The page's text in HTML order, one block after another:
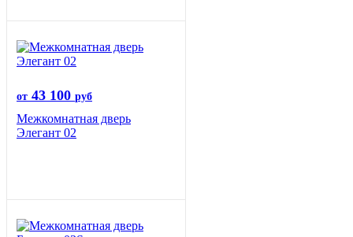
от 43 100 руб
Межкомнатная дверь
Элегант 02